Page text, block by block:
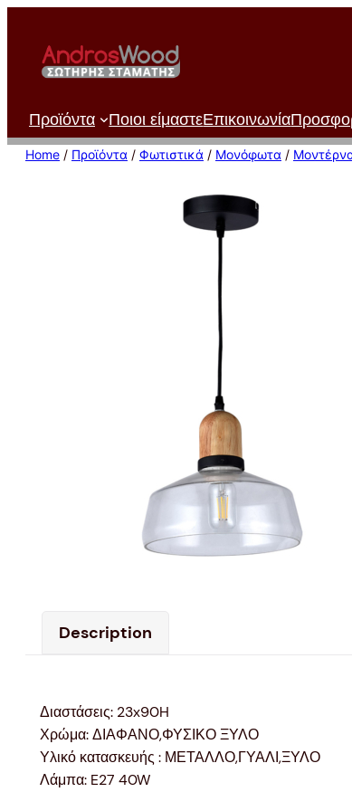
περιεχόμενο
Προϊόντα Ποιοι είμαστεΕπικοινωνία
Home / Προϊόντα / Φωτιστικά / Μονόφωτα /
Description
Διαστάσεις: 23x90H
Χρώμα: ΔΙΑΦΑΝΟ,ΦΥΣΙΚΟ ΞΥΛΟ
Υλικό κατασκευής : ΜΕΤΑΛΛΟ,ΓΥΑΛΙ,ΞΥΛΟ
Λάμπα: E27 40W